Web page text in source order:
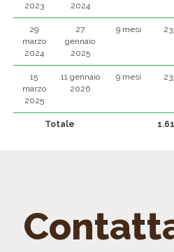
2023
2024
29
marzo
2024
27
gennaio
2025
9 mesi
15
marzo
2025
11 gennaio
2026
9 mesi
Totale